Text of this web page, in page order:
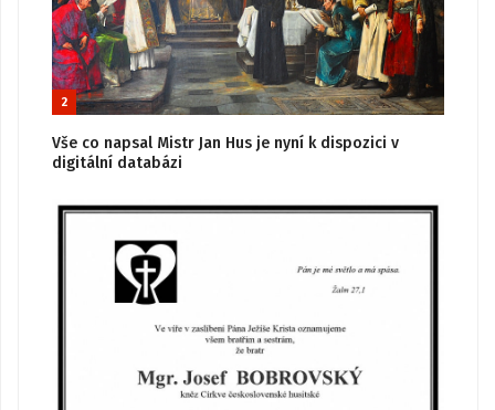
2
Vše co napsal Mistr Jan Hus je nyní k dispozici v
digitální databázi